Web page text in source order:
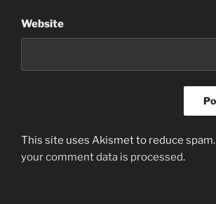
Website
This site uses Akismet to reduce spam.
your comment data is processed.